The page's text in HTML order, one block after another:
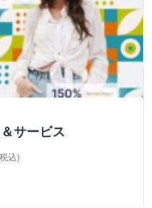
サービス
込)